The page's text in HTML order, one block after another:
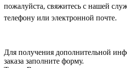
пожалуйста, свяжитесь с нашей
телефону или электронной почте.
Для получения дополнительной
заказа заполните форму.